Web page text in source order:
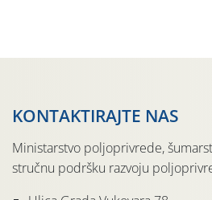
KONTAKTIRAJTE NAS
Ministarstvo poljoprivrede,
stručnu podršku razvoju